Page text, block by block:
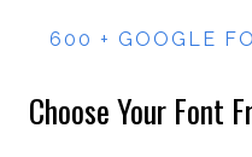
600 + GOOGLE
Choose Your Font